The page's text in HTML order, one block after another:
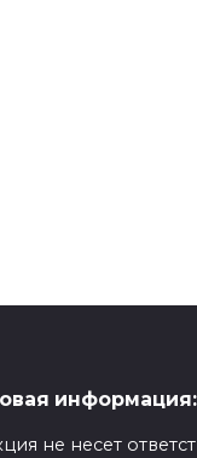
информация:
не несет